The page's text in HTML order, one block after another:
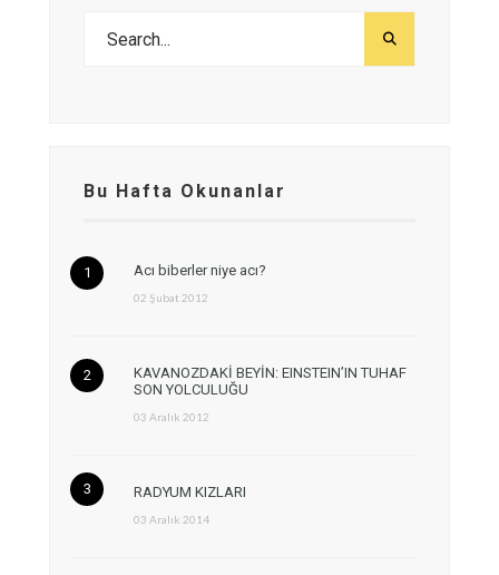
Bu Hafta Okunanlar
Acı biberler niye acı?
02 Şubat 2012
KAVANOZDAKİ BEYİN: EINSTEIN’IN TUHAF
SON YOLCULUĞU
03 Aralık 2012
RADYUM KIZLARI
03 Aralık 2014